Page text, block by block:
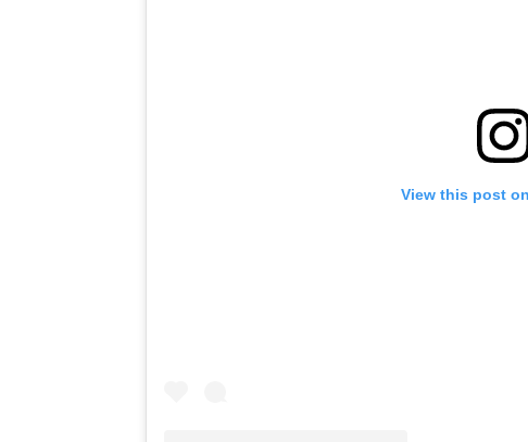
View this post